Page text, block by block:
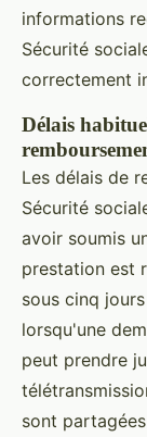
informations
Sécurité
correctement
Délais
Les délais de
Sécurité
avoir soumis
prestation est
sous cinq
lorsqu'une
peut prendre
sont